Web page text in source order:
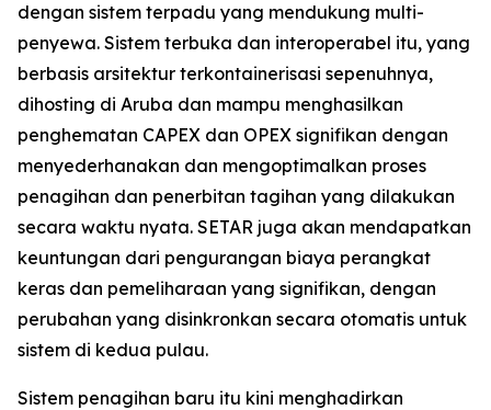
dengan sistem terpadu yang mendukung multi-
penyewa. Sistem terbuka dan interoperabel itu, yang
berbasis arsitektur terkontainerisasi sepenuhnya,
dihosting di Aruba dan mampu menghasilkan
penghematan CAPEX dan OPEX signifikan dengan
menyederhanakan dan mengoptimalkan proses
penagihan dan penerbitan tagihan yang dilakukan
secara waktu nyata. SETAR juga akan mendapatkan
keuntungan dari pengurangan biaya perangkat
keras dan pemeliharaan yang signifikan, dengan
perubahan yang disinkronkan secara otomatis untuk
sistem di kedua pulau.
Sistem penagihan baru itu kini menghadirkan